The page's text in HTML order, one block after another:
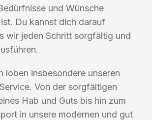
und Wünsche
Du kannst dich darauf
wir jeden Schritt sorgfältig und
loben insbesondere unseren
Von der sorgfältigen
Hab und Guts bis hin zum
in unsere modernen und gut